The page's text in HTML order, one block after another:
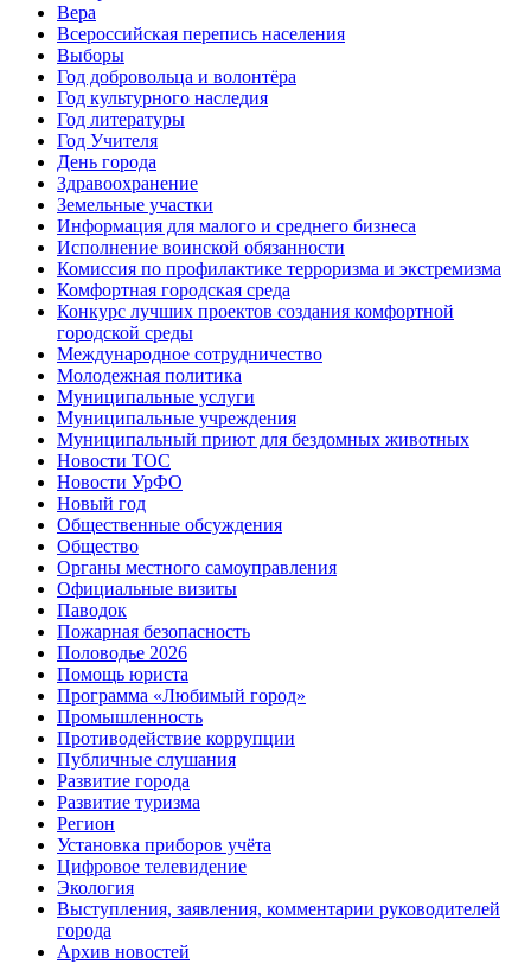
Вера
Всероссийская перепись населения
Выборы
Год добровольца и волонтёра
Год культурного наследия
Год литературы
Год Учителя
День города
Здравоохранение
Земельные участки
Информация для малого и среднего бизнеса
Исполнение воинской обязанности
Комиссия по профилактике терроризма и экстремизма
Комфортная городская среда
Конкурс лучших проектов создания комфортной
городской среды
Международное сотрудничество
Молодежная политика
Муниципальные услуги
Муниципальные учреждения
Муниципальный приют для бездомных животных
Новости ТОС
Новости УрФО
Новый год
Общественные обсуждения
Общество
Органы местного самоуправления
Официальные визиты
Паводок
Пожарная безопасность
Половодье 2026
Помощь юриста
Программа «Любимый город»
Промышленность
Противодействие коррупции
Публичные слушания
Развитие города
Развитие туризма
Регион
Установка приборов учёта
Цифровое телевидение
Экология
Выступления, заявления, комментарии руководителей
города
Архив новостей